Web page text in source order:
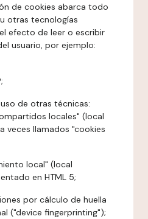
de cookies abarca todo
otras tecnologías
efecto de leer o escribir
usuario, por ejemplo:
de otras técnicas:
locales" (local
veces llamados "cookies
local" (local
en HTML 5;
por cálculo de huella
("device fingerprinting");